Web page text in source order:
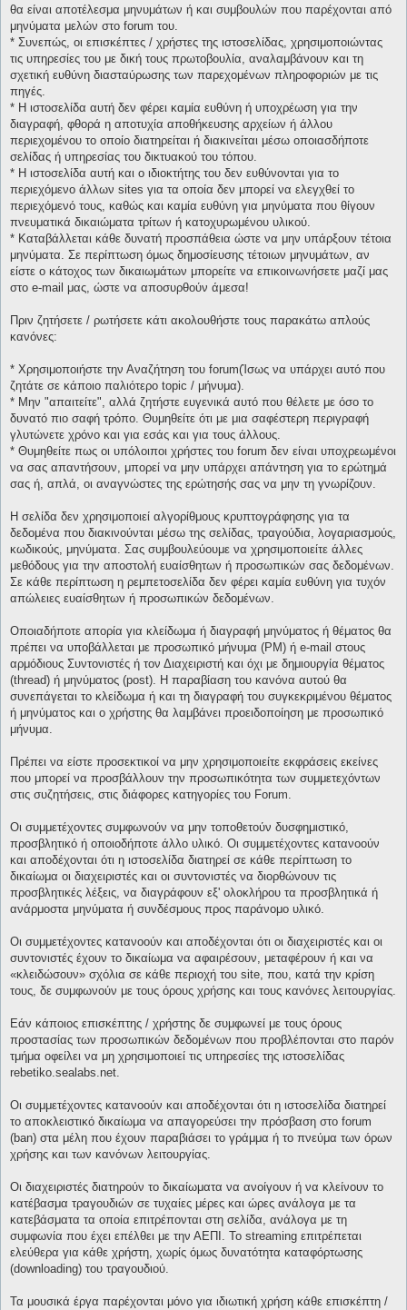
θα είναι αποτέλεσμα μηνυμάτων ή και συμβουλών που παρέχονται από
μηνύματα μελών στο forum του.
* Συνεπώς, οι επισκέπτες / χρήστες της ιστοσελίδας, χρησιμοποιώντας
τις υπηρεσίες του με δική τους πρωτοβουλία, αναλαμβάνουν και τη
σχετική ευθύνη διασταύρωσης των παρεχομένων πληροφοριών με τις
πηγές.
* H ιστοσελίδα αυτή δεν φέρει καμία ευθύνη ή υποχρέωση για την
διαγραφή, φθορά η αποτυχία αποθήκευσης αρχείων ή άλλου
περιεχομένου το οποίο διατηρείται ή διακινείται μέσω οποιασδήποτε
σελίδας ή υπηρεσίας του δικτυακού του τόπου.
* H ιστοσελίδα αυτή και ο ιδιοκτήτης του δεν ευθύνονται για το
περιεχόμενο άλλων sites για τα οποία δεν μπορεί να ελεγχθεί το
περιεχόμενό τους, καθώς και καμία ευθύνη για μηνύματα που θίγουν
πνευματικά δικαιώματα τρίτων ή κατοχυρωμένου υλικού.
* Καταβάλλεται κάθε δυνατή προσπάθεια ώστε να μην υπάρξουν τέτοια
μηνύματα. Σε περίπτωση όμως δημοσίευσης τέτοιων μηνυμάτων, αν
είστε ο κάτοχος των δικαιωμάτων μπορείτε να επικοινωνήσετε μαζί μας
στο e-mail μας, ώστε να αποσυρθούν άμεσα!
Πριν ζητήσετε / ρωτήσετε κάτι ακολουθήστε τους παρακάτω απλούς
κανόνες:
* Χρησιμοποιήστε την Αναζήτηση του forum(Ίσως να υπάρχει αυτό που
ζητάτε σε κάποιο παλιότερο topic / μήνυμα).
* Μην "απαιτείτε", αλλά ζητήστε ευγενικά αυτό που θέλετε με όσο το
δυνατό πιο σαφή τρόπο. Θυμηθείτε ότι με μια σαφέστερη περιγραφή
γλυτώνετε χρόνο και για εσάς και για τους άλλους.
* Θυμηθείτε πως οι υπόλοιποι χρήστες του forum δεν είναι υποχρεωμένοι
να σας απαντήσουν, μπορεί να μην υπάρχει απάντηση για το ερώτημά
σας ή, απλά, οι αναγνώστες της ερώτησής σας να μην τη γνωρίζουν.
Η σελίδα δεν χρησιμοποιεί αλγορίθμους κρυπτογράφησης για τα
δεδομένα που διακινούνται μέσω της σελίδας, τραγούδια, λογαριασμούς,
κωδικούς, μηνύματα. Σας συμβουλεύουμε να χρησιμοποιείτε άλλες
μεθόδους για την αποστολή ευαίσθητων ή προσωπικών σας δεδομένων.
Σε κάθε περίπτωση η ρεμπετοσελίδα δεν φέρει καμία ευθύνη για τυχόν
απώλειες ευαίσθητων ή προσωπικών δεδομένων.
Οποιαδήποτε απορία για κλείδωμα ή διαγραφή μηνύματος ή θέματος θα
πρέπει να υποβάλλεται με προσωπικό μήνυμα (PM) ή e-mail στους
αρμόδιους Συντονιστές ή τον Διαχειριστή και όχι με δημιουργία θέματος
(thread) ή μηνύματος (post). Η παραβίαση του κανόνα αυτού θα
συνεπάγεται το κλείδωμα ή και τη διαγραφή του συγκεκριμένου θέματος
ή μηνύματος και ο χρήστης θα λαμβάνει προειδοποίηση με προσωπικό
μήνυμα.
Πρέπει να είστε προσεκτικοί να μην χρησιμοποιείτε εκφράσεις εκείνες
που μπορεί να προσβάλλουν την προσωπικότητα των συμμετεχόντων
στις συζητήσεις, στις διάφορες κατηγορίες του Forum.
Οι συμμετέχοντες συμφωνούν να μην τοποθετούν δυσφημιστικό,
προσβλητικό ή οποιοδήποτε άλλο υλικό. Οι συμμετέχοντες κατανοούν
και αποδέχονται ότι η ιστοσελίδα διατηρεί σε κάθε περίπτωση το
δικαίωμα οι διαχειριστές και οι συντονιστές να διορθώνουν τις
προσβλητικές λέξεις, να διαγράφουν εξ' ολοκλήρου τα προσβλητικά ή
ανάρμοστα μηνύματα ή συνδέσμους προς παράνομο υλικό.
Οι συμμετέχοντες κατανοούν και αποδέχονται ότι οι διαχειριστές και οι
συντονιστές έχουν το δικαίωμα να αφαιρέσουν, μεταφέρουν ή και να
«κλειδώσουν» σχόλια σε κάθε περιοχή του site, που, κατά την κρίση
τους, δε συμφωνούν με τους όρους χρήσης και τους κανόνες λειτουργίας.
Εάν κάποιος επισκέπτης / χρήστης δε συμφωνεί με τους όρους
προστασίας των προσωπικών δεδομένων που προβλέπονται στο παρόν
τμήμα οφείλει να μη χρησιμοποιεί τις υπηρεσίες της ιστοσελίδας
rebetiko.sealabs.net.
Οι συμμετέχοντες κατανοούν και αποδέχονται ότι η ιστοσελίδα διατηρεί
το αποκλειστικό δικαίωμα να απαγορεύσει την πρόσβαση στο forum
(ban) στα μέλη που έχουν παραβιάσει το γράμμα ή το πνεύμα των όρων
χρήσης και των κανόνων λειτουργίας.
Οι διαχειριστές διατηρούν το δικαίωματα να ανοίγουν ή να κλείνουν το
κατέβασμα τραγουδιών σε τυχαίες μέρες και ώρες ανάλογα με τα
κατεβάσματα τα οποία επιτρέπονται στη σελίδα, ανάλογα με τη
συμφωνία που έχει επέλθει με την ΑΕΠΙ. Το streaming επιτρέπεται
ελεύθερα για κάθε χρήστη, χωρίς όμως δυνατότητα καταφόρτωσης
(downloading) του τραγουδιού.
Τα μουσικά έργα παρέχονται μόνο για ιδιωτική χρήση κάθε επισκέπτη /